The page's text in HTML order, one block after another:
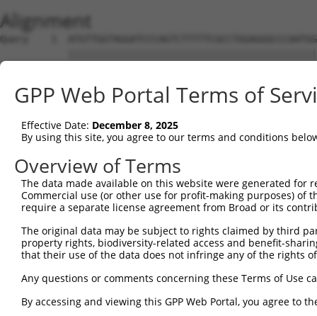
Alignment
Query    1  ATGTTGGTAGGATCCCAGTCTTTTTCGCCTGGAGGGCCCAATGGGATCATTAGAAGCCAGTCCTTTGCGGGTTT  74
            ||||||||||||||||||||||||||||||||||||||||||||||||||||||||||||||||||||||||||
Sbjct    1  ATGTTGGTAGGATCCCAGTCTTTTTCGCCTGGAGGGCCCAATGGGATCATTAGAAGCCAGTCCTTTGCGGGTTT  74

Query   75  CAGCGGCCTCCAGGAAAGGCGATCCAGGTGTAACTCCTTCATTGAAAATTCCTCCGCTCTCAAGAAGCCTCAGG  148
            ||||||||||||||||||||||||||||||||||||||||||||||||||||||||||||||||||||||||||
Sbjct   75  CAGCGGCCTCCAGGAAAGGCGATCCAGGTGTAACTCCTTCATTGAAAATTCCTCCGCTCTCAAGAAGCCTCAGG  148

Query  149  CCAAACTGAAGAAAATGCACAATTTAGGCCACAAAAACAACAATCCCCCCAAAGAGCCTCAGCCTAAAAGGGTG  222
            ||||||||||||||||||||||||||||||||||||||||||||||||||||||||||||||||||||||||||
Sbjct  149  CCAAACTGAAGAAAATGCACAATTTAGGCCACAAAAACAACAATCCCCCCAAAGAGCCTCAGCCTAAAAGGGTG  222

Query  223  GAAGAAGTCTACAGGGCCTTGAAAAATGGACTTGATGAATATCTGGAGGTTCACCAGACGGAGCTGGACAAGTT  296
            ||||||||||||||||||||||||||||||||||||||||||||||||||||||||||||||||||||||||||
Sbjct  223  GAAGAAGTCTACAGGGCCTTGAAAAATGGACTTGATGAATATCTGGAGGTTCACCAGACGGAGCTGGACAAGTT  296

Query  297  GACAGCTCAGTTAAAAGATATGAAAAGAAACTCTCGCCTGGGTGTACTGTATGACCTAGACAAGCAAATTAAAA  370
            ||||||||||||||||||||||||||||||||||||||||||||||||||||||||||||||||||||||||||
Sbjct  297  GACAGCTCAGTTAAAAGATATGAAAAGAAACTCTCGCCTGGGTGTACTGTATGACCTAGACAAGCAAATTAAAA  370

Query  371  CAATTGAAAGATACATGAGACGCCTGGAGTTTCATATAAGTAAGGTAGATGAACTCTATGAAGCTTATTGTATC  444
            ||||||||||||||||||||||||||||||||||||||||||||||||||||||||||||||||||||||||||
Sbjct  371  CAATTGAAAGATACATGAGACGCCTGGAGTTTCATATAAGTAAGGTAGATGAACTCTATGAAGCTTATTGTATC  444

Query  445  CAGCGACGCCTCCAGGATGGTGCCAGCAAAATGAAGCAAGCCTTCGCAACATCCCCTGCCAGCAAAGCTGCCCG  518
            ||||||||||||||||||||||||||||||||||||||||||||||||||||||||||||||||||||||||||
Sbjct  445  CAGCGACGCCTCCAGGATGGTGCCAGCAAAATGAAGCAAGCCTTCGCAACATCCCCTGCCAGCAAAGCTGCCCG  518

Query  519  GGAGAGTCTGACAGAGATCAATCGGAGCTTCAAGGAGTACACAGAGAATATGTGCACCATTGAAGTGGAGCTAG  592
            ||||||||||||||||||||||||||||||||||||||||||||||||||||||||||||||||||||||||||
Sbjct  519  GGAGAGTCTGACAGAGATCAATCGGAGCTTCAAGGAGTACACAGAGAATATGTGCACCATTGAAGTGGAGCTAG  592

Query  593  AGAATCTGCTGGGAGAATTCTCCATCAAGATGAAAGGTCTGGCTGGCTTTGCACGCCTCTGTCCTGGAGATCAA  666
            ||||||||||||||||||||||||||||||||||||||||||||||||||||||||||||||||||||||||||
Sbjct  593  AGAATCTGCTGGGAGAATTCTCCATCAAGATGAAAGGTCTGGCTGGCTTTGCACGCCTCTGTCCTGGAGATCAA  666

Query  667  TATGAAATTTTCATGAAGTATGGCCGGCAGCGGTGGAAACTGAAAGGCAAAATAGAAGTAAATGGCAAGCAGAG  740
            ||||||||||||||||||||||||||||||||||||||||||||||||||||||||||||||||||||||||||
Sbjct  667  TATGAAATTTTCATGAAGTATGGCCGGCAGCGGTGGAAACTGAAAGGCAAAATAGAAGTAAATGGCAAGCAGAG  740

Query  741  CTGGGATGGAGAAGAAACAGTTTTTCTGCCCCTGATAGTTGGGTTCATCTCCATCAAGGTCACGGAGCTCAAAG  814
            ||||||||||||||||||||||||||||||||||||||||||||||||||||||||||||||||||||||||||
Sbjct  741  CTGGGATGGAGAAGAAACAGTTTTTCTGCCCCTGATAGTTGGGTTCATCTCCATCAAGGTCACGGAGCTCAAAG  814

Query  815  GGCTAGCAACTCACATCCTGGTAGGTAGCGTGACCTGTGAGACCAAAGAGCTGTTTGCAGCCCGACCTCAGGTA  888
            ||||||||||||||||||||||||||||||||||||||||||||||||||||||||||||||||||||||||||
Sbjct  815  GGCTAGCAACTCACATCCTGGTAGGTAGCGTGACCTGTGAGACCAAAGAGCTGTTTGCAGCCCGACCTCAGGTA  888

Query  889  GTGGCTGTCGACATCAATGACCTTGGTACCATCAAACTGAACCTGGAAATCACCTGGTATCCATTTGACGTGGA  962
            ||||||||||||||||||||||||||||||||||||||||||||||||||||||||||||||||||||||||||
Sbjct  889  GTGGCTGTCGACATCAATGACCTTGGTACCATCAAACTGAACCTGGAAATCACCTGGTATCCATTTGACGTGGA  962

Query  963  GGACATGACCGCATCCTCAGGCGCTGGGAACAAGGCAGCAGCCCTTCAGAGGAGAATGTCCATGTACAGCCAGG  1036
            ||||||||||||||||||||||||||||||||||||||||||||||||||||||||||||||||||||||||||
Sbjct  963  GGACATGACCGCATCCTCAGGCGCTGGGAACAAGGCAGCAGCCCTTCAGAGGAGAATGTCCATGTACAGCCAGG  1036

Query 1037  GTACCCCGGAAACGCCCACCTTCAAAGACCACTCCTTCTTTTCAAATCTACCTGATGACATCTTTGAAAATGGA  1110
            ||||||||||||||||||||||||||||||||||||||||||||||||||||||||||||||||||||||||||
Sbjct 1037  GTACCCCGGAAACGCCCACCTTCAAAGACCACTCCTTCTTTTCAAATCTACCTGATGACATCTTTGAAAATGGA  1110

Query 1111  AAGGCAGCCGAGGAGAAAATGCCACTGTCGCTCAGCTTCAGTGACCTGCCCAACGGGGACTGCGCCCTCACCTC  1184
            ||||||||||||||||||||||||||||||||||||||||||||||||||||||||||||||||||||||||||
Sbjct 1111  AAGGCAGCCGAGGAGAAAATGCCACTGTCGCTCAGCTTCAGTGACCTGCCCAACGGGGACTGCGCCCTCACCTC  1184

Query 1185  CCACTCAACAGGCTCCCCTTCCAACTCAACAAATCCAGAAATTACCATCACCCCTGCGGAGTTTAACCTCAGCA  1258
            ||||||||||||||||||||||||||||||||||||||||||||||||||||||||||||||||||||||||||
Sbjct 1185  CCACTCAACAGGCTCCCCTTCCAACTCAACAAATCCAGAAATTACCATCACCCCTGCGGAGTTTAACCTCAGCA  1258

Query 1259  GCTTGGCCTCCCAGAATGAGGGTATGGATGACACCAGCTCAGCATCTTCCAGGAACTCCCTGGGAGAAGGCCAA  1332
            ||||||||||||||||||||||||||||||||||||||||||||||||||||||||||||||||||||||||||
Sbjct 1259  GCTTGGCCTCCCAGAATGAGGGTATGGATGACACCAGCTCAGCATCTTCCAGGAACTCCCTGGGAGAAGGCCAA  1332

Query 1333  GAGCCAAAGTCACACCTGAAGGAGGAAGACCCAGAGGAGCCCAGAAAACCTGCCTCGGCCCCATCTGAGGCTTG  1406
            ||||||||||||||||||||||||||||||||||||||||||||||||||||||||||||||||||||||||||
Sbjct 1333  GAGCCAAAGTCACACCTGAAGGAGGAAGACCCAGAGGAGCCCAGAAAACCTGCCTCGGCCCCATCTGAGGCTTG  1406

Query 1407  CCGCCGACAGTCCTCAGGTGCTGGGGCTGAGCACCTGTTCCTTGAGAATGATGTTGCAGAAGCACTTCTGCAAG  1480
            ||||||||||||||||||||||||||||||||||||||||||||||||||||||||||||||||||||||||||
Sbjct 1407  CCGCCGACAGTCCTCAGGTGCTGGGGCTGAGCACCTGTTCCTTGAGAATGATGTTGCAGAAGCACTTCTGCAAG  1480

Query 1481  AGTCTGAGGAGGCCTCTGAGCTCAAGCCTGTGGAACTGGACACTTCGGAAGGAAACATCACAAAGCAGCTGGTC  1554
            ||||||||||||||||||||||||||||||||||||||||||||||||||||||||||||||||||||||||||
Sbjct 1481
GPP Web Portal Terms of
Effective Date: December 8, 2025
By using this site, you agree to our terms and conditions
Overview of Terms
The data made available on this website were generated
Commercial use (or other use for profit-making purposes) of
require a separate license agreement from Broad or its
The original data may be subject to rights claimed by third
property rights, biodiversity-related access and benefit-
that their use of the data does not infringe any of the rights
Any questions or comments concerning these Terms of Use
By accessing and viewing this GPP Web Portal, you agree to